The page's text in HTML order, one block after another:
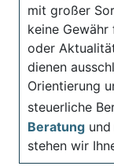
mit großer
keine
oder
dienen
Orientierung
steuerliche
Beratung
stehen wir